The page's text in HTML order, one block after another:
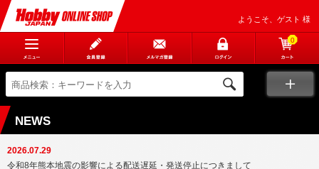
ようこそ、ゲスト 様
0
NEWS
2026.07.29
令和8年熊本地震の影響による配送遅延・発送停止につきまして